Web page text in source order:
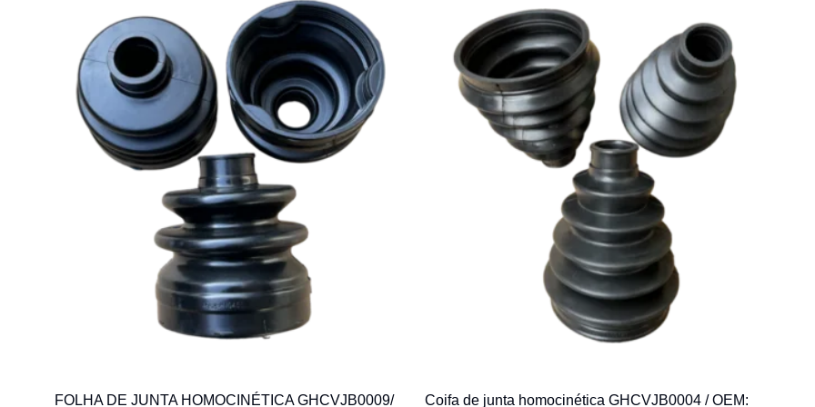
FOLHA DE JUNTA HOMOCINÉTICA GHCVJB0009/ Coifa de junta homocinética GHCVJB0004 / OEM: